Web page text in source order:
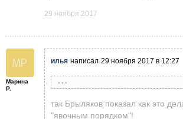
29 ноября 2017
Марина
Р.
илья написал 29 ноября 2017 в 12:27
Борис Ломакин написала 29
Не большой НЮАНС - на
ПЛОХАЯ ликвидность, т.е.
так Брыляков показал как это
"явочным порядком"!